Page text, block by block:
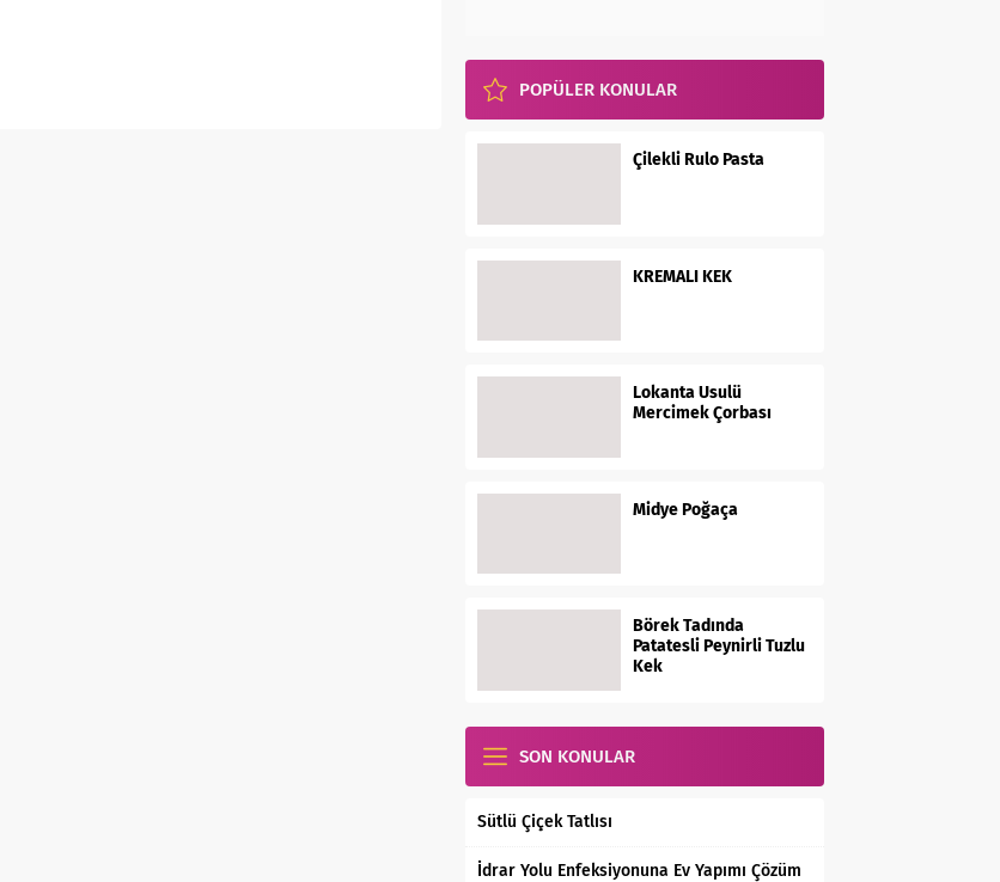
POPÜLER KONULAR
Çilekli Rulo Pasta
KREMALI KEK
Lokanta Usulü
Mercimek Çorbası
Midye Poğaça
Börek Tadında
Patatesli Peynirli Tuzlu
Kek
SON KONULAR
Sütlü Çiçek Tatlısı
İdrar Yolu Enfeksiyonuna Ev Yapımı Çözüm